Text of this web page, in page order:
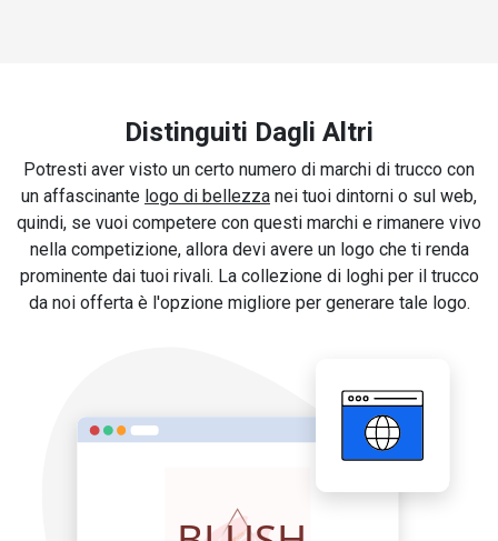
Distinguiti Dagli Altri
Potresti aver visto un certo numero di marchi di trucco con
un affascinante logo di bellezza nei tuoi dintorni o sul web,
quindi, se vuoi competere con questi marchi e rimanere vivo
nella competizione, allora devi avere un logo che ti renda
prominente dai tuoi rivali. La collezione di loghi per il trucco
da noi offerta è l'opzione migliore per generare tale logo.